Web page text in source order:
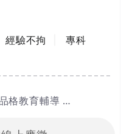
經驗不拘 專科
格教育輔導